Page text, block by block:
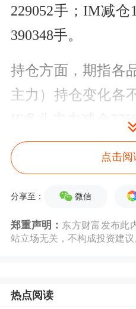
229052手；IM减仓
390348手。
持仓方面，期指各
主力）持仓变化各
IF多头主力减仓
约8月21日与8月20
值，下同），空头
空持仓降至26807
2210手，空头主力
仓降至16320手；
至15035手；IM多
点击阅
分享至： 微信
郑重声明： 东方财富发布此
站立场无关，不构成投资建议
热点阅读